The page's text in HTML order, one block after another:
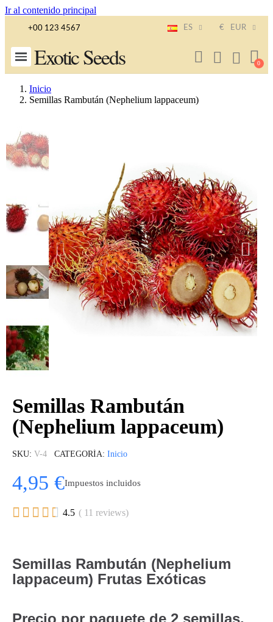
Ir al contenido principal
+00 123 4567 ES € EUR
Exotic Seeds
Inicio
Semillas Rambután (Nephelium lappaceum)
Semillas Rambután
(Nephelium lappaceum)
SKU V-4 CATEGORÍA Inicio
4,95 €Impuestos incluidos
     4.5 ( 11 reviews)
Semillas Rambután (Nephelium
lappaceum) Frutas Exóticas
Precio por paquete de 2 semillas.